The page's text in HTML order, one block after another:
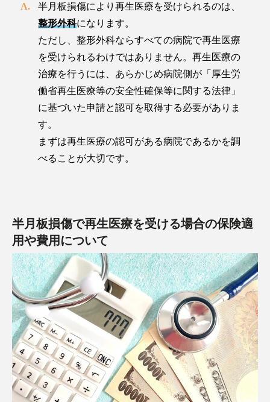
半月板損傷により再生医療を受けられるのは、
整形外科になります。
ただし、整形外科ならすべての病院で再生医療
を受けられるわけではありません。再生医療の
治療を行うには、あらかじめ病院側が「厚生労
働省再生医療等の安全性確保等に関する法律」
に基づいた申請と認可を取得する必要がありま
す。
まずは再生医療の認可がある病院であるかを調
べることが大切です。
半月板損傷で再生医療を受ける場合の保険適
用や費用について